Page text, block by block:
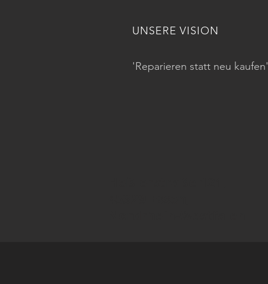
UNSERE VISION
'Reparieren statt neu kaufen'